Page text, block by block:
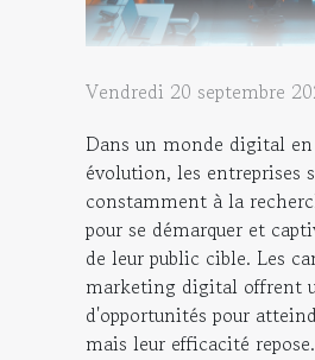
Vendredi 20 septembre
Dans un monde digital
évolution, les entreprises
constamment à la
pour se démarquer et
de leur public cible. Les
marketing digital offrent
d'opportunités pour
mais leur efficacité